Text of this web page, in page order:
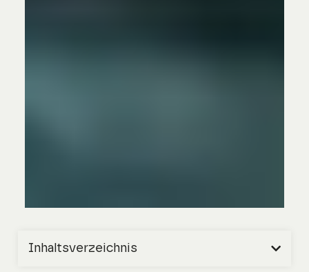
Inhaltsverzeichnis